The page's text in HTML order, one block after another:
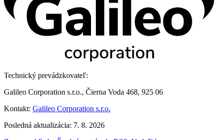
Technický prevádzkovateľ:
Galileo Corporation s.r.o., Čierna Voda 468, 925 06
Kontakt: Galileo Corporation s.r.o.
Posledná aktualizácia: 7. 8. 2026